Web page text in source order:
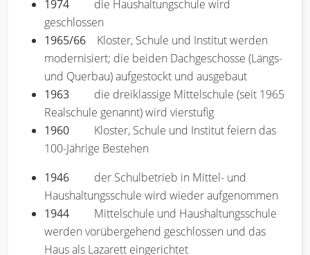
1974 die Haushaltungschule wird
geschlossen
1965/66 Kloster, Schule und Institut werden
modernisiert; die beiden Dachgeschosse (Längs-
und Querbau) aufgestockt und ausgebaut
1963 die dreiklassige Mittelschule (seit 1965
Realschule genannt) wird vierstufig
1960 Kloster, Schule und Institut feiern das
100-Jährige Bestehen
1946 der Schulbetrieb in Mittel- und
Haushaltungsschule wird wieder aufgenommen
1944 Mittelschule und Haushaltungsschule
werden vorübergehend geschlossen und das
Haus als Lazarett eingerichtet